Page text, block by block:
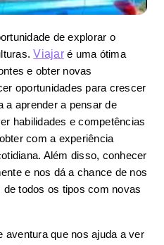
de explorar o
Viajar é uma ótima
e obter novas
oportunidades para crescer
a aprender a pensar de
habilidades e competências
com a experiência
Além disso, conhecer
e nos dá a chance de nos
todos os tipos com novas
aventura que nos ajuda a ver